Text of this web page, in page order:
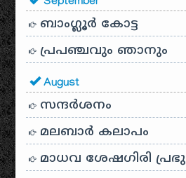
September
ബാംഗ്ലൂർ കോട്ട
പ്രപഞ്ചവും ഞാനും
August
സന്ദര്‍ശനം
മലബാർ കലാപം
മാധവ ശേഷഗിരി പ്രഭു